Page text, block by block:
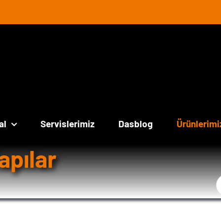
Servislerimiz Dasblog